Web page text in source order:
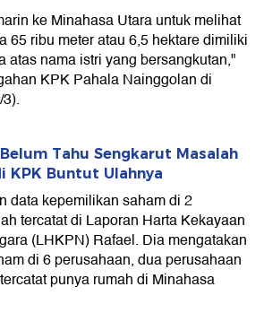
ke Minahasa Utara untuk melihat
65 ribu meter atau 6,5 hektare dimiliki
atas nama istri yang bersangkutan,"
KPK Pahala Nainggolan di
Tahu Sengkarut Masalah
KPK Buntut Ulahnya
data kepemilikan saham di 2
tercatat di Laporan Harta Kekayaan
(LHKPN) Rafael. Dia mengatakan
di 6 perusahaan, dua perusahaan
punya rumah di Minahasa